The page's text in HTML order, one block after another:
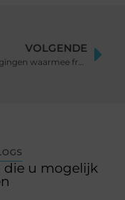
VOLGENDE
3 Uitdagingen waarmee freelancers te maken krijgen
die u mogelijk